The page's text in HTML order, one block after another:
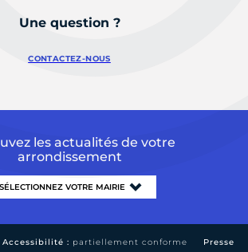
Une question ?
CONTACTEZ-NOUS
les actualités de votre
arrondissement
Accessibilité : partiellement conforme Presse